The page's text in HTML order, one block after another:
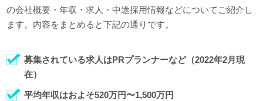
の会社概要・年収・求人・中途採用情報などについてご紹介し
ます。内容をまとめると下記の通りです。
募集されている求人はPRプランナーなど（2022年2月現
在）
平均年収はおよそ520万円〜1,500万円